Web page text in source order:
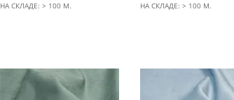
НА СКЛАДЕ: > 100 М.
НА СКЛАДЕ: > 100 М.